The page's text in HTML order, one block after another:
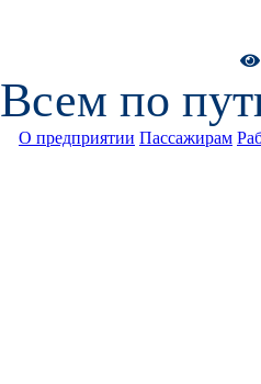
Всем по
О предприятии Пассажирам